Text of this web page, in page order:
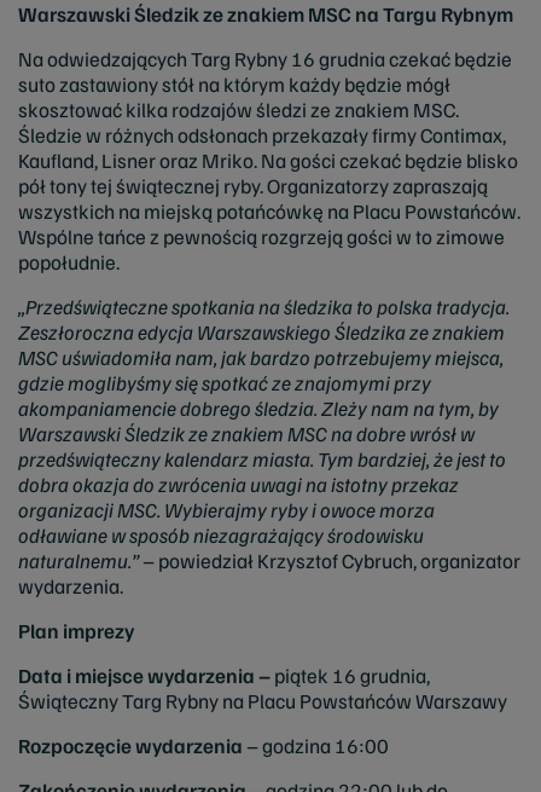
Warszawski Śledzik ze znakiem MSC na Targu Rybnym
Na odwiedzających Targ Rybny 16 grudnia czekać będzie
suto zastawiony stół na którym każdy będzie mógł
skosztować kilka rodzajów śledzi ze znakiem MSC.
Śledzie w różnych odsłonach przekazały firmy Contimax,
Kaufland, Lisner oraz Mriko. Na gości czekać będzie blisko
pół tony tej świątecznej ryby. Organizatorzy zapraszają
wszystkich na miejską potańcówkę na Placu Powstańców.
Wspólne tańce z pewnością rozgrzeją gości w to zimowe
popołudnie.
„Przedświąteczne spotkania na śledzika to polska tradycja.
Zeszłoroczna edycja Warszawskiego Śledzika ze znakiem
MSC uświadomiła nam, jak bardzo potrzebujemy miejsca,
gdzie moglibyśmy się spotkać ze znajomymi przy
akompaniamencie dobrego śledzia. Zleży nam na tym, by
Warszawski Śledzik ze znakiem MSC na dobre wrósł w
przedświąteczny kalendarz miasta. Tym bardziej, że jest to
dobra okazja do zwrócenia uwagi na istotny przekaz
organizacji MSC. Wybierajmy ryby i owoce morza
odławiane w sposób niezagrażający środowisku
naturalnemu.”– powiedział Krzysztof Cybruch, organizator
wydarzenia.
Plan imprezy
Data i miejsce wydarzenia –piątek 16 grudnia,
Świąteczny Targ Rybny na Placu Powstańców Warszawy
Rozpoczęcie wydarzenia – godzina 16:00